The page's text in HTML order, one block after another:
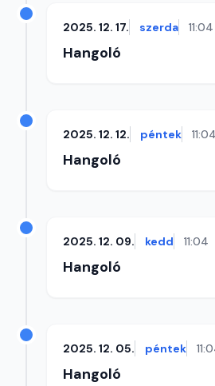
2025. 12. 17. szerda 11:04
Hangoló
2025. 12. 12. péntek 11:04
Hangoló
2025. 12. 09. kedd 11:04
Hangoló
2025. 12. 05. péntek
Hangoló